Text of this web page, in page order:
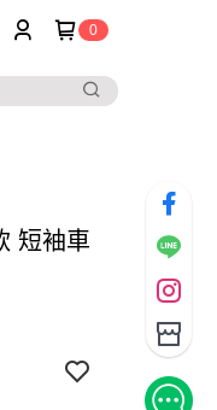
0
短袖車